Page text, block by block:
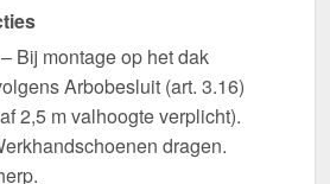
– Bij montage op het dak
Arbobesluit (art. 3.16)
2,5 m valhoogte verplicht).
dragen.